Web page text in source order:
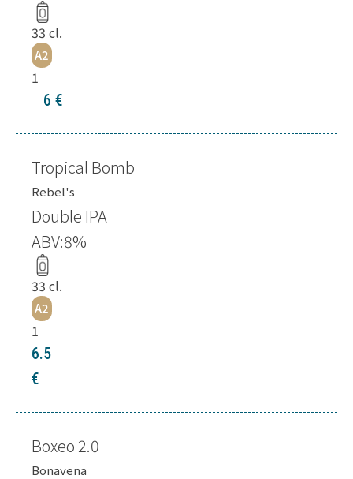
33 cl.
A2
1
6 €
Tropical Bomb
Rebel's
Double IPA
ABV:8%
33 cl.
A2
1
6.5
€
Boxeo 2.0
Bonavena